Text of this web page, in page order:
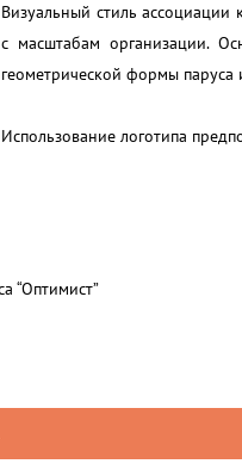
Визуальный стиль ассоциации
с масштабам организации.
геометрической формы паруса
Использование логотипа